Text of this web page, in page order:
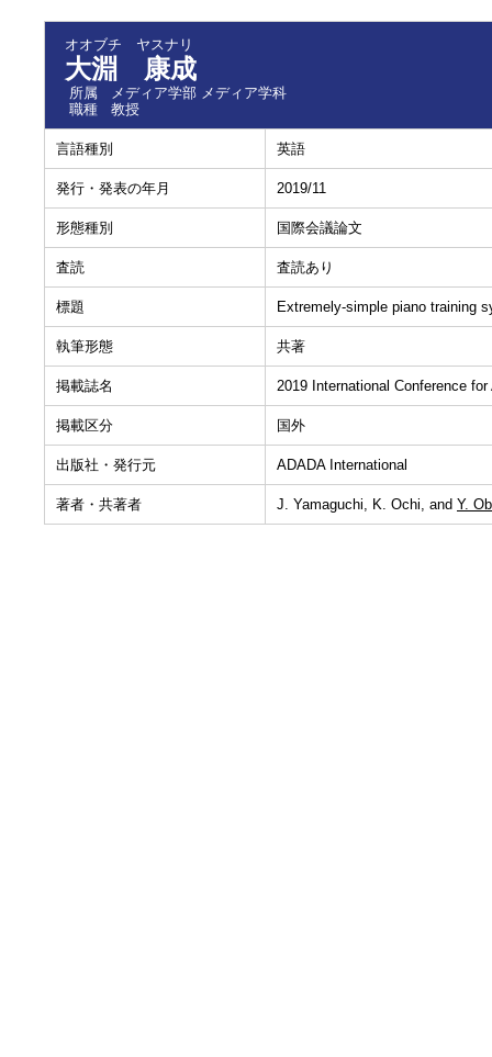
オオブチ ヤスナリ
大淵 康成
所属
メディア学部 メディア学科
職種
教授
言語種別 英語
発行・発表の年月 2019/11
形態種別 国際会議論文
査読 査読あり
標題 Extremely-simple piano training
執筆形態 共著
掲載誌名 2019 International Conference
掲載区分 国外
出版社・発行元 ADADA International
著者・共著者 J. Yamaguchi, K. Ochi, and Y.